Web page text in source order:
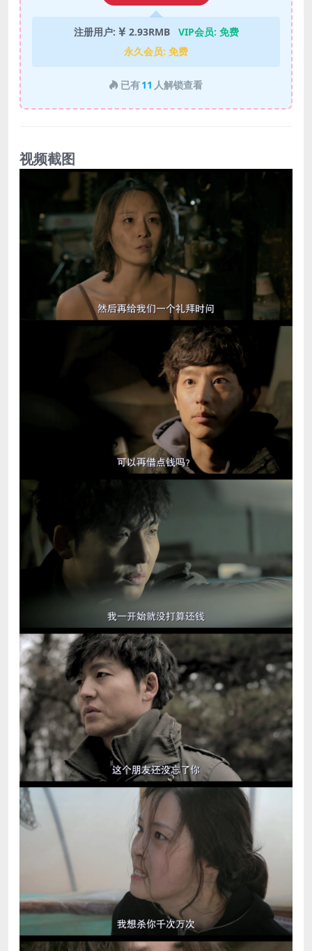
注册用户: 2.93RMB VIP会员: 免费
永久会员: 免费
已有11 人解锁查看
视频截图